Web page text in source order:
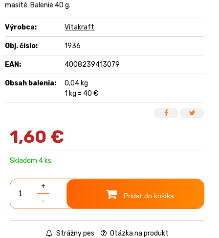
masité. Balenie 40 g.
Výrobca: Vitakraft
Obj. čislo: 1936
EAN: 4008239413079
Obsah balenia:
0,04 kg
1 kg = 40 €
1,60 €
Skladom 4 ks
+
-
Pridať do košíka
Strážny pes Otázka na produkt